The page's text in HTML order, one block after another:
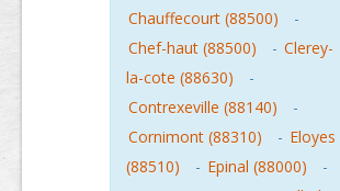
Chauffecourt (88500)
-
Chef-haut (88500)
- Clerey-
la-cote (88630)
-
Contrexeville (88140)
-
Cornimont (88310)
- Eloyes
(88510)
- Epinal (88000)
-